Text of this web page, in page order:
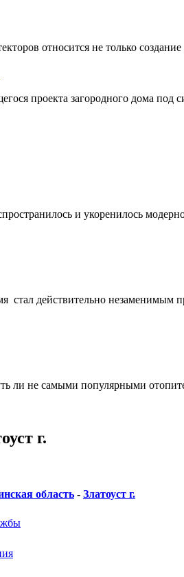
относится не только
проекта загородного дома под
и укоренилось
стал действительно незаменимым
ли не самыми популярными
г.
область - Златоуст г.